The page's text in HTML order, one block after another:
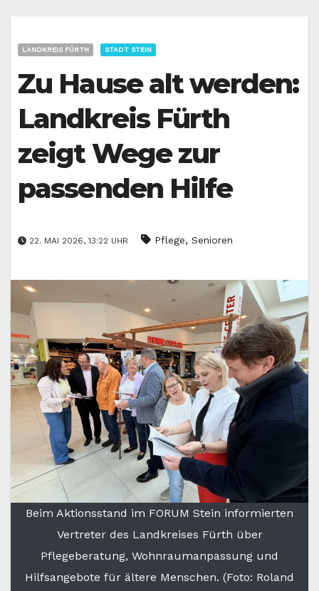
LANDKREIS FÜRTH STADT STEIN
Zu Hause alt werden:
Landkreis Fürth
zeigt Wege zur
passenden Hilfe
22. MAI 2026, 13:22 UHR Pflege, Senioren
Beim Aktionsstand im FORUM Stein informierten
Vertreter des Landkreises Fürth über
Pflegeberatung, Wohnraumanpassung und
Hilfsangebote für ältere Menschen. (Foto: Roland